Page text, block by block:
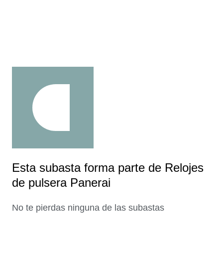
Esta subasta forma parte de Relojes
de pulsera Panerai
No te pierdas ninguna de las subastas